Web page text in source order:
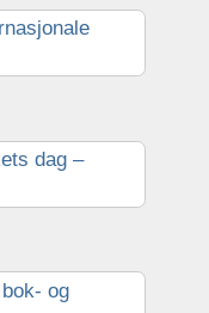
dag –
og